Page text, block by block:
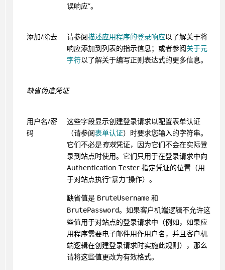
误响应”。
添加/除去 请参阅描述应用程序的登录响应以了解关于将
响应添加到列表的指示信息；或者参阅关于元
字符以了解关于编写正则表达式的更多信息。
缺省伪造凭证
用户名/密
码
这些字段显示创建登录请求以配置表单认证
（请参阅表单认证）时要求您输入的字符串。
它们不必是有效凭证，因为它们不会在实际登
录到站点时使用。它们只用于在登录请求中向
Authentication Tester指定凭证的位置（用
于对站点执行“暴力”操作）。
缺省值是 BruteUsername和
BrutePassword。如果客户机端逻辑不允许这
些值用于对站点的登录请求中（例如，如果应
用程序需要电子邮件用作用户名，并且客户机
端逻辑在创建登录请求时实施此规则），那么
请将这些值更改为有效格式。